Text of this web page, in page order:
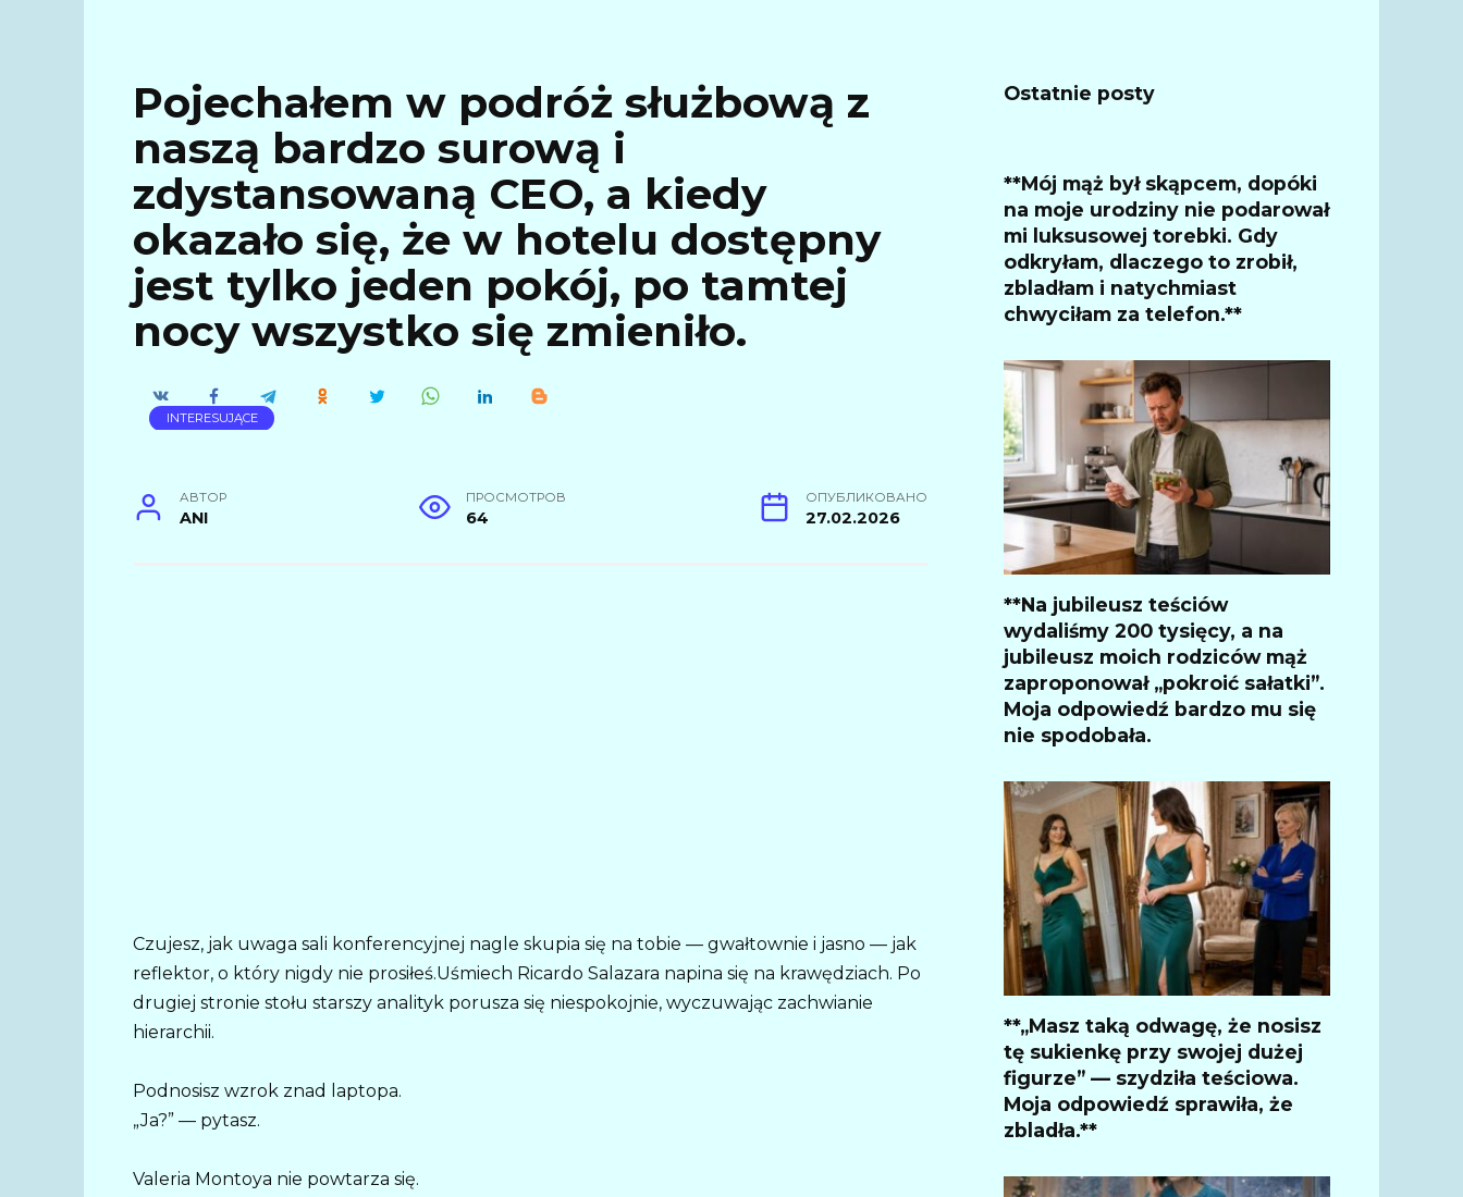
Pojechałem w podróż służbową z
naszą bardzo surową i
zdystansowaną CEO, a kiedy
okazało się, że w hotelu dostępny
jest tylko jeden pokój, po tamtej
nocy wszystko się zmieniło.
INTERESUJĄCE
АВТОР
ANI
ПРОСМОТРОВ
64
ОПУБЛИКОВАНО
27.02.2026
Czujesz, jak uwaga sali konferencyjnej nagle skupia się na tobie — gwałtownie i jasno — jak
reflektor, o który nigdy nie prosiłeś.Uśmiech Ricardo Salazara napina się na krawędziach. Po
drugiej stronie stołu starszy analityk porusza się niespokojnie, wyczuwając zachwianie
hierarchii.
Podnosisz wzrok znad laptopa.
„Ja?” — pytasz.
Valeria Montoya nie powtarza się.
Ostatnie posty
**Mój mąż był skąpcem, dopóki
na moje urodziny nie podarował
mi luksusowej torebki. Gdy
odkryłam, dlaczego to zrobił,
zbladłam i natychmiast
chwyciłam za telefon.**
**Na jubileusz teściów
wydaliśmy 200 tysięcy, a na
jubileusz moich rodziców mąż
zaproponował „pokroić sałatki”.
Moja odpowiedź bardzo mu się
nie spodobała.
**„Masz taką odwagę, że nosisz
tę sukienkę przy swojej dużej
figurze” — szydziła teściowa.
Moja odpowiedź sprawiła, że
zbladła.**